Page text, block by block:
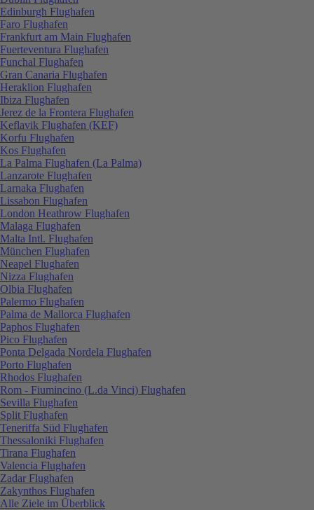
Edinburgh Flughafen
Faro Flughafen
Frankfurt am Main Flughafen
Fuerteventura Flughafen
Funchal Flughafen
Gran Canaria Flughafen
Heraklion Flughafen
Ibiza Flughafen
Jerez de la Frontera Flughafen
Keflavik Flughafen (KEF)
Korfu Flughafen
Kos Flughafen
La Palma Flughafen (La Palma)
Lanzarote Flughafen
Larnaka Flughafen
Lissabon Flughafen
London Heathrow Flughafen
Malaga Flughafen
Malta Intl. Flughafen
München Flughafen
Neapel Flughafen
Nizza Flughafen
Olbia Flughafen
Palermo Flughafen
Palma de Mallorca Flughafen
Paphos Flughafen
Pico Flughafen
Ponta Delgada Nordela Flughafen
Porto Flughafen
Rhodos Flughafen
Rom - Fiumincino (L.da Vinci) Flughafen
Sevilla Flughafen
Split Flughafen
Teneriffa Süd Flughafen
Thessaloniki Flughafen
Tirana Flughafen
Valencia Flughafen
Zadar Flughafen
Zakynthos Flughafen
Alle Ziele im Überblick